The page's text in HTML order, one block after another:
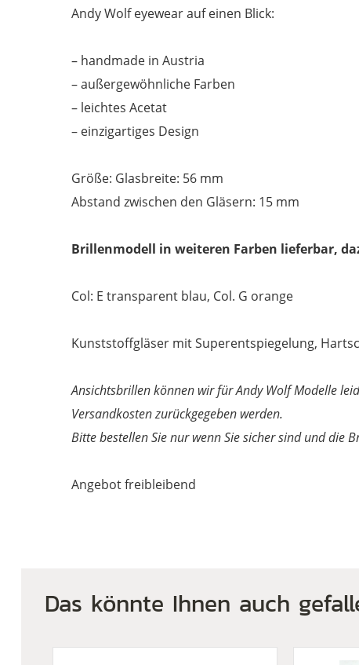
Andy Wolf eyewear auf einen Blick:
– handmade in Austria
– außergewöhnliche Farben
– leichtes Acetat
– einzigartiges Design
Größe: Glasbreite: 56 mm
Abstand zwischen den Gläsern: 15 mm
Brillenmodell in weiteren Farben lieferbar,
Col: E transparent blau, Col. G orange
Kunststoffgläser mit Superentspiegelung,
Ansichtsbrillen können wir für Andy Wolf Modelle
Versandkosten zurückgegeben werden.
Bitte bestellen Sie nur wenn Sie sicher sind und die
Angebot freibleibend
Das könnte Ihnen auch